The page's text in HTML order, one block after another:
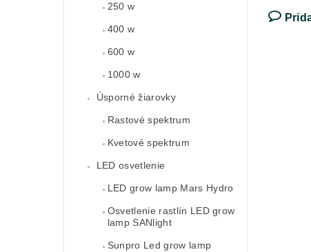
250 w
400 w
600 w
1000 w
Úsporné žiarovky
Rastové spektrum
Kvetové spektrum
LED osvetlenie
LED grow lamp Mars Hydro
Osvetlenie rastlín LED grow
lamp SANlight
Sunpro Led grow lamp